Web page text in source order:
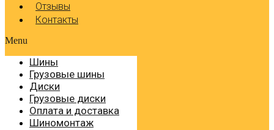
Отзывы
Контакты
Menu
Шины
Грузовые шины
Диски
Грузовые диски
Оплата и доставка
Шиномонтаж